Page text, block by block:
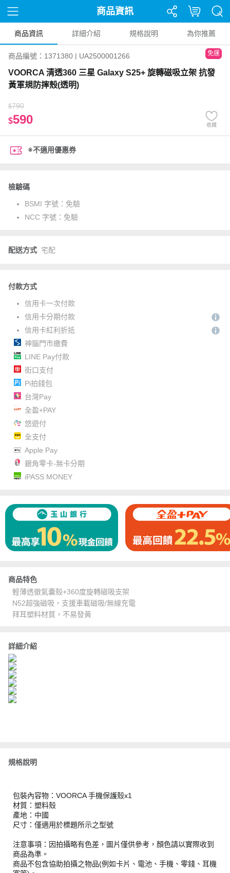
商品資訊
商品資訊 詳細介紹 規格說明 為你推薦
商品編號：1371380 | UA2500001266 免運
VOORCA 清透360 三星 Galaxy S25+ 旋轉磁吸立架 抗發
黃軍規防摔殼(透明)
$790
$590 收藏
※不適用優惠券
檢驗碼
BSMI 字號： 免驗
NCC 字號： 免驗
配送方式 宅配
付款方式
信用卡一次付款
信用卡分期付款
信用卡紅利折抵
神腦門市繳費
LINE Pay付款
街口支付
Pi拍錢包
台灣Pay
全盈+PAY
悠遊付
全支付
Apple Pay
銀角零卡-無卡分期
iPASS MONEY
商品特色
輕薄透徹氣囊殼+360度旋轉磁吸支架
N52超強磁吸，支援車載磁吸/無線充電
拜耳塑料材質，不易發黃
詳細介紹
規格說明
包裝內容物：VOORCA 手機保護殼x1
材質：塑料殼
產地：中國
尺寸：僅適用於標題所示之型號
注意事項：因拍攝略有色差，圖片僅供參考，顏色請以實際收到
商品為準。
商品不包含協助拍攝之物品(例如卡片、電池、手機、零錢、耳機